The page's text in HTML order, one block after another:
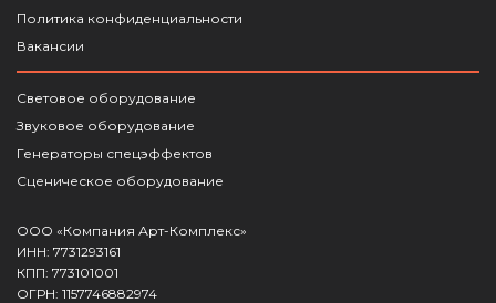
Политика конфиденциальности
Вакансии
Световое оборудование
Звуковое оборудование
Генераторы спецэффектов
Сценическое оборудование
ООО «Компания Арт-Комплекс»
ИНН: 7731293161
КПП: 773101001
ОГРН: 1157746882974